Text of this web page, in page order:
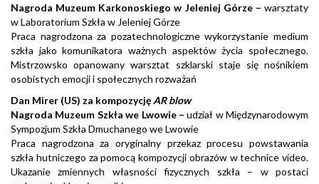
Nagroda Muzeum Karkonoskiego w Jeleniej Górze – warsztaty
w Laboratorium Szkła w Jeleniej Górze
Praca nagrodzona za pozatechnologiczne wykorzystanie medium
szkła jako komunikatora ważnych aspektów życia społecznego.
Mistrzowsko opanowany warsztat szklarski staje się nośnikiem
osobistych emocji i społecznych rozważań
Dan Mirer (US) za kompozycję AR blow
Nagroda Muzeum Szkła we Lwowie – udział w Międzynarodowym
Sympozjum Szkła Dmuchanego we Lwowie
Praca nagrodzona za oryginalny przekaz procesu powstawania
szkła hutniczego za pomocą kompozycji obrazów w technice video.
Ukazanie zmiennych własności fizycznych szkła – w postaci